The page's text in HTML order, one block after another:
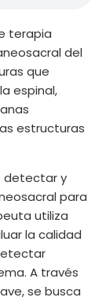
terapia
del
que
espinal,
estructuras
detectar y
para
utiliza
la calidad
A través
se busca